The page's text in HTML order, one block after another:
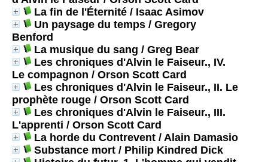
La fin de l'Éternité / Isaac Asimov
Un paysage du temps / Gregory
Benford
La musique du sang / Greg Bear
Les chroniques d'Alvin le Faiseur., IV.
Le compagnon / Orson Scott Card
Les chroniques d'Alvin le Faiseur., II. Le
prophète rouge / Orson Scott Card
Les chroniques d'Alvin le Faiseur., III.
L'apprenti / Orson Scott Card
La horde du Contrevent / Alain Damasio
Substance mort / Philip Kindred Dick